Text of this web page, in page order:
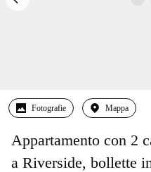
Fotografie Mappa
Appartamento con 2
a Riverside, bollette